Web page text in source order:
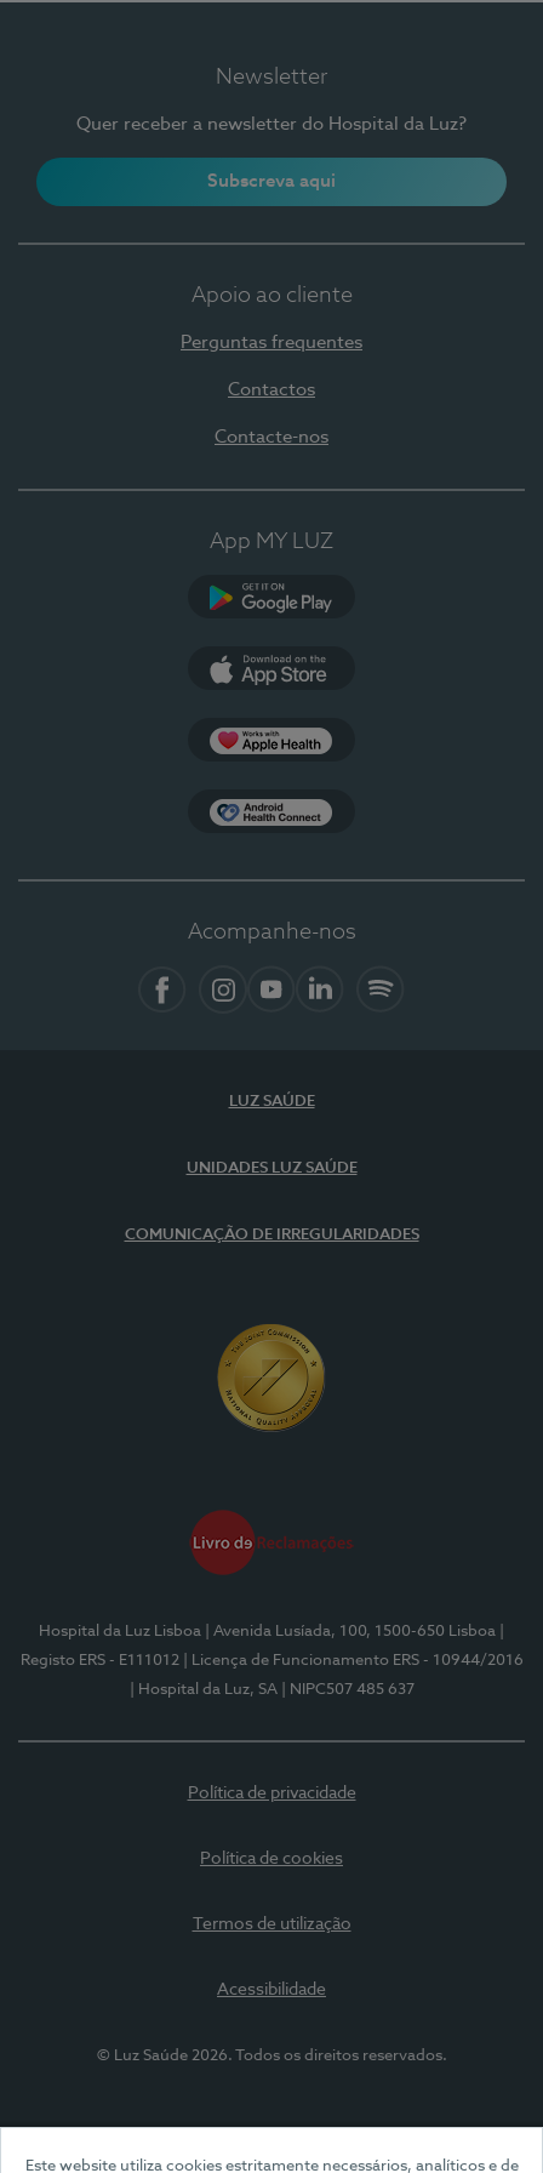
Este website utiliza cookies estritamente necessários, analíticos e de
Newsletter
Quer receber a newsletter do Hospital da Luz?
Subscreva aqui
Apoio ao cliente
Perguntas frequentes
Contactos
Contacte-nos
App MY LUZ
Acompanhe-nos
LUZ SAÚDE
UNIDADES LUZ SAÚDE
COMUNICAÇÃO DE IRREGULARIDADES
Hospital da Luz Lisboa | Avenida Lusíada, 100, 1500-650 Lisboa
Registo ERS - E111012
| Licença de Funcionamento ERS - 10944/2016
| Hospital da Luz, SA
| NIPC507 485 637
Política de privacidade
Política de cookies
Termos de utilização
Acessibilidade
© Luz Saúde 2026. Todos os direitos reservados.